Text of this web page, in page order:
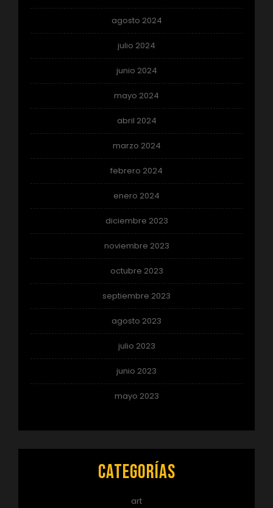
agosto 2024
julio 2024
junio 2024
mayo 2024
abril 2024
marzo 2024
febrero 2024
enero 2024
diciembre 2023
noviembre 2023
octubre 2023
septiembre 2023
agosto 2023
julio 2023
junio 2023
mayo 2023
Categorías
art